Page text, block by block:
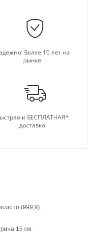
как камни на
и элитность
Более 10 лет на
рынке
и БЕСПЛАТНАЯ*
доставка
(999,9).
15 см.